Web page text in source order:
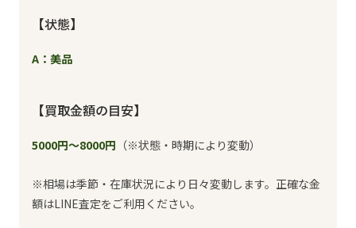
【状態】
A：美品
【買取金額の目安】
5000円～8000円 （※状態・時期により変動）
※相場は季節・在庫状況により日々変動します。正確な金
額はLINE査定をご利用ください。